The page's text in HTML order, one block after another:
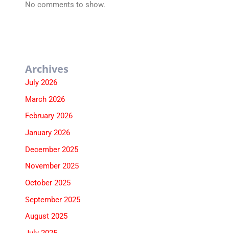
No comments to show.
Archives
July 2026
March 2026
February 2026
January 2026
December 2025
November 2025
October 2025
September 2025
August 2025